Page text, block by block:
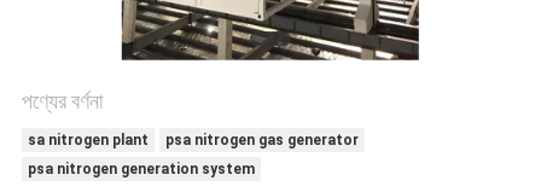
SITEMAP
গোপনীয়তা
পণ্যের বর্ণনা
sa nitrogen plant
psa nitrogen gas generator
psa nitrogen generation system